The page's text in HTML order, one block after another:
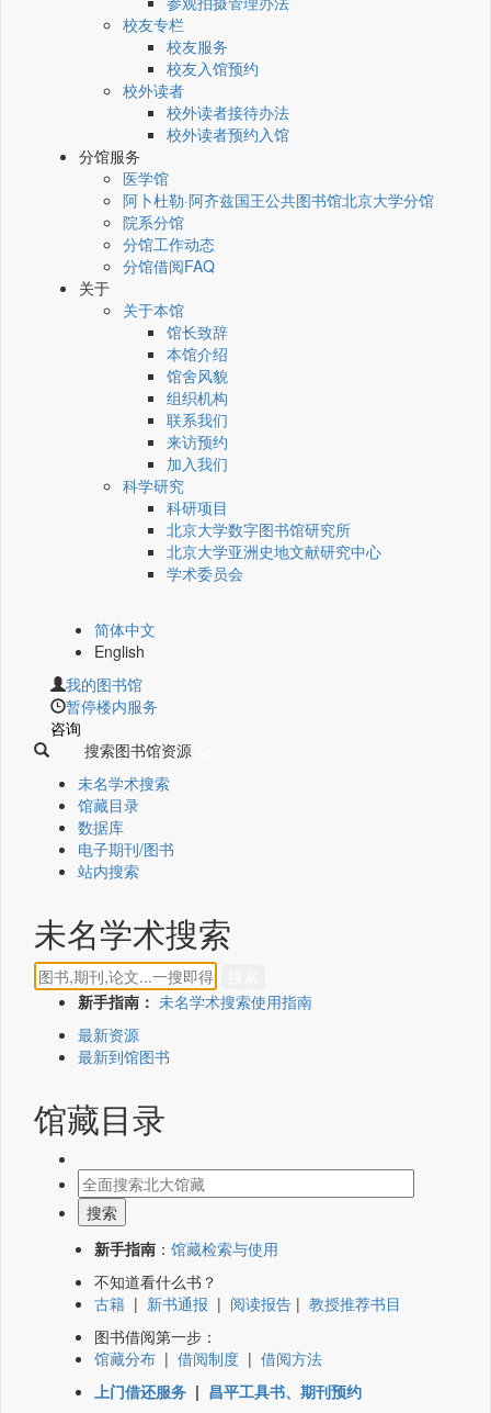
校友专栏
校友服务
校友入馆预约
校外读者
校外读者接待办法
校外读者预约入馆
分馆服务
医学馆
阿卜杜勒·阿齐兹国王公共图书馆北京大学分馆
院系分馆
分馆工作动态
分馆借阅FAQ
关于
关于本馆
馆长致辞
本馆介绍
馆舍风貌
组织机构
联系我们
来访预约
加入我们
科学研究
科研项目
北京大学数字图书馆研究所
北京大学亚洲史地文献研究中心
学术委员会
简体中文
English
我的图书馆
暂停楼内服务
咨询
搜索图书馆资源
未名学术搜索
馆藏目录
数据库
电子期刊/图书
站内搜索
未名学术搜索
新手指南： 未名学术搜索使用指南
最新资源
最新到馆图书
馆藏目录
新手指南 ： 馆藏检索与使用
不知道看什么书？
古籍 | 新书通报 | 阅读报告 | 教授推荐书目
图书借阅第一步：
馆藏分布 | 借阅制度 | 借阅方法
上门借还服务 | 昌平工具书、期刊预约